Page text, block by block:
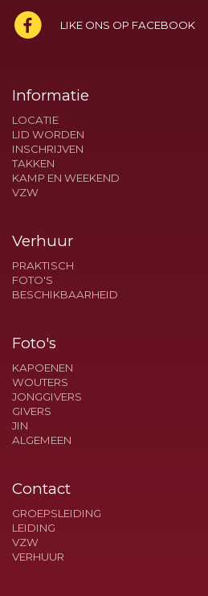
LIKE ONS OP FACEBOOK
Informatie
LOCATIE
LID WORDEN
INSCHRIJVEN
TAKKEN
KAMP EN WEEKEND
VZW
Verhuur
PRAKTISCH
FOTO'S
BESCHIKBAARHEID
Foto's
KAPOENEN
WOUTERS
JONGGIVERS
GIVERS
JIN
ALGEMEEN
Contact
GROEPSLEIDING
LEIDING
VZW
VERHUUR